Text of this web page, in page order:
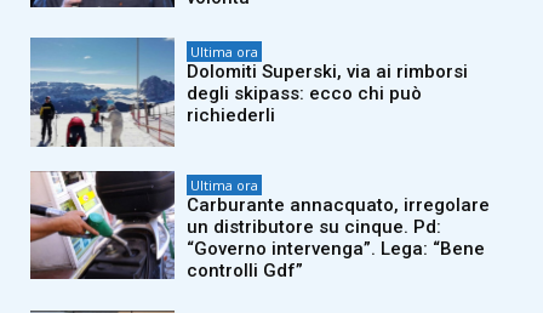
Ultima ora
Dolomiti Superski, via ai rimborsi
degli skipass: ecco chi può
richiederli
Ultima ora
Carburante annacquato, irregolare
un distributore su cinque. Pd:
“Governo intervenga”. Lega: “Bene
controlli Gdf”